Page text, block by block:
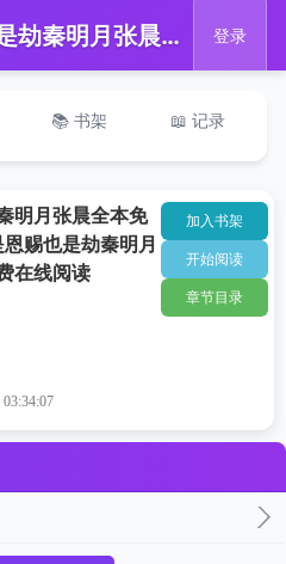
📖 你是恩赐也是劫秦明月张晨全本免费在线阅读_你是恩赐也是劫秦明月张晨最新章节免费在线阅读 登录
📚 书架 📖 记录
明月张晨全本免
赐也是劫秦明月
在线阅读
加入书架
开始阅读
章节目录